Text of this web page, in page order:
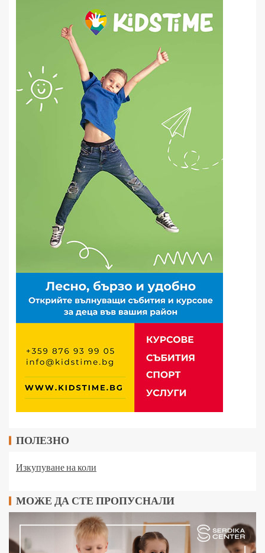
ПОЛЕЗНО
Изкупуване на коли
МОЖЕ ДА СТЕ ПРОПУСНАЛИ